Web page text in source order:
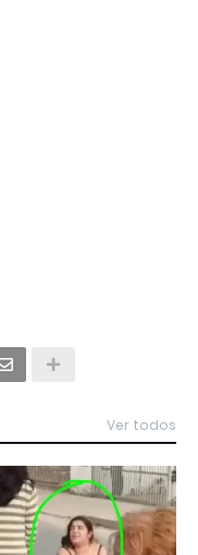
Ver todos